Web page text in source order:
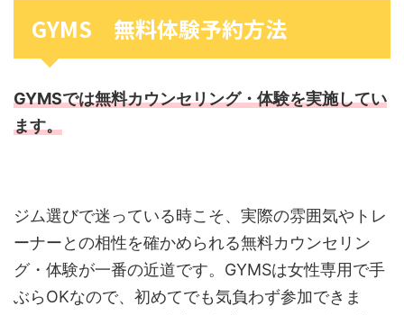
GYMS 無料体験予約方法
GYMSでは無料カウンセリング・体験を実施してい
ます。
ジム選びで迷っている時こそ、実際の雰囲気やトレ
ーナーとの相性を確かめられる無料カウンセリン
グ・体験が一番の近道です。GYMSは女性専用で手
ぶらOKなので、初めてでも気負わず参加できま